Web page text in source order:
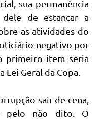
sua permanência
dele de estancar a
as atividades do
negativo por
primeiro item seria
Lei Geral da Copa.
sair de cena,
não dito. O